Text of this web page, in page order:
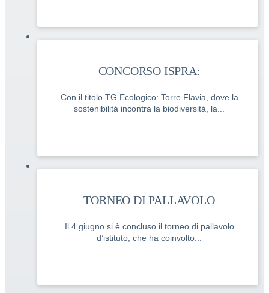
CONCORSO ISPRA:
Con il titolo TG Ecologico: Torre Flavia, dove la
sostenibilità incontra la biodiversità, la...
TORNEO DI PALLAVOLO
Il 4 giugno si è concluso il torneo di pallavolo
d’istituto, che ha coinvolto...